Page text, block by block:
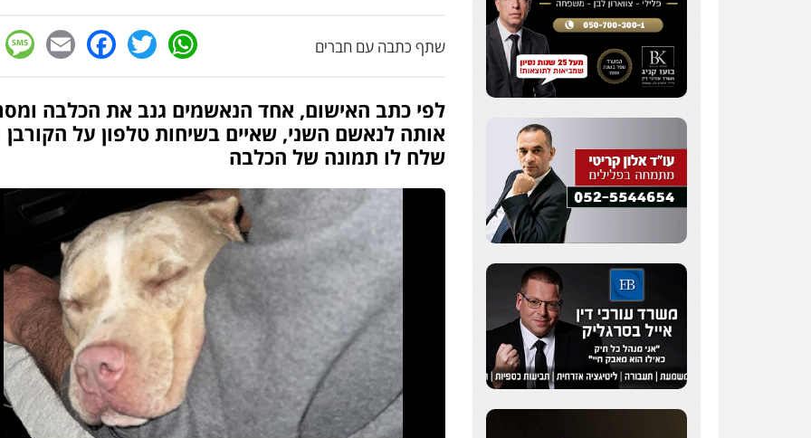
עדי כרמלי – חברת עו"ד
שתף כתבה עם חברים WhatsApp
Twitter
לפי כתב האישום, אחד הנאשמים גנב את הכלבה
אותה לנאשם השני, שאיים בשיחות טלפון על הקורבן
שלח לו תמונה של הכלבה